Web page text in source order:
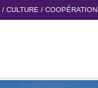
/ CULTURE / COOPÉRATION